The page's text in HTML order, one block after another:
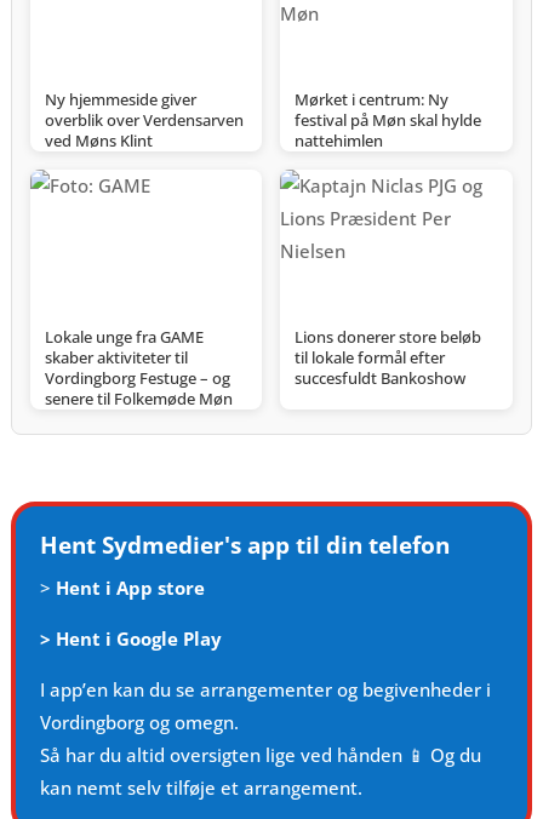
Ny hjemmeside giver
overblik over Verdensarven
ved Møns Klint
Mørket i centrum: Ny
festival på Møn skal hylde
nattehimlen
Lokale unge fra GAME
skaber aktiviteter til
Vordingborg Festuge – og
senere til Folkemøde Møn
Lions donerer store beløb
til lokale formål efter
succesfuldt Bankoshow
Hent Sydmedier's app til din telefon
> Hent i App store
> Hent i Google Play
I app’en kan du se arrangementer og begivenheder i
Vordingborg og omegn.
Så har du altid oversigten lige ved hånden 📱 Og du
kan nemt selv tilføje et arrangement.